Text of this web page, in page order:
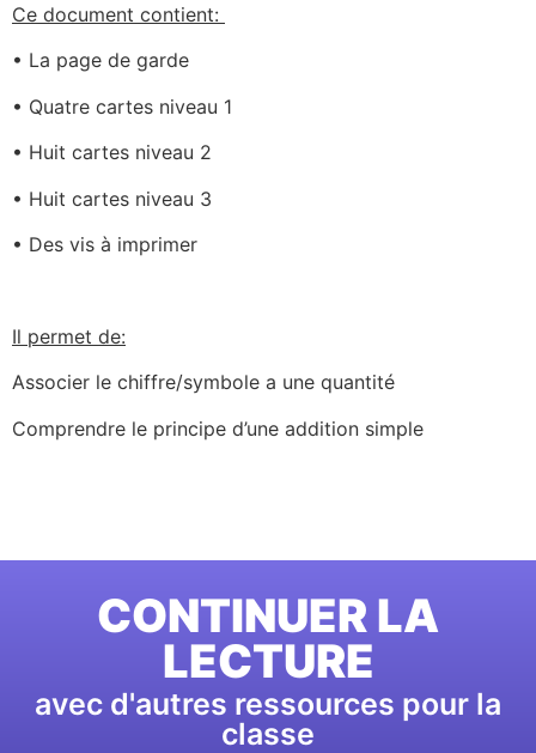
Ce document contient:
• La page de garde
• Quatre cartes niveau 1
• Huit cartes niveau 2
• Huit cartes niveau 3
• Des vis à imprimer
Il permet de:
Associer le chiffre/symbole a une quantité
Comprendre le principe d’une addition simple
CONTINUER LA
LECTURE
avec d'autres ressources pour la
classe